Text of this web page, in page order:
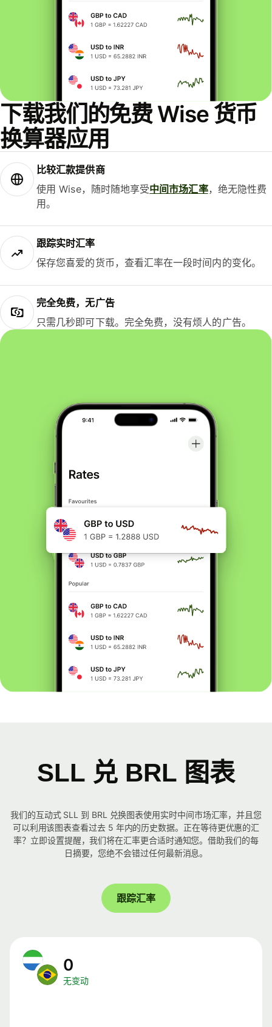
下载我们的免费 Wise 货币
换算器应用
比较汇款提供商
使用 Wise，随时随地享受中间市场汇率，绝无隐性费
用。
跟踪实时汇率
保存您喜爱的货币，查看汇率在一段时间内的变化。
完全免费，无广告
只需几秒即可下载。完全免费，没有烦人的广告。
SLL 兑 BRL 图表
我们的互动式 SLL 到 BRL 兑换图表使用实时中间市场汇率，并且您
可以利用该图表查看过去 5 年内的历史数据。正在等待更优惠的汇
率？立即设置提醒，我们将在汇率更合适时通知您。借助我们的每
日摘要，您绝不会错过任何最新消息。
跟踪汇率
0
无变动